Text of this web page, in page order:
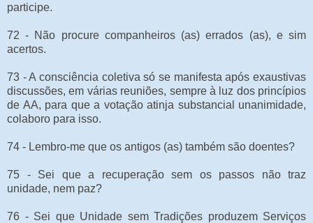
participe.
72 - Não procure companheiros (as) errados (as), e sim
acertos.
73 - A consciência coletiva só se manifesta após exaustivas
discussões, em várias reuniões, sempre à luz dos princípios
de AA, para que a votação atinja substancial unanimidade,
colaboro para isso.
74 - Lembro-me que os antigos (as) também são doentes?
75 - Sei que a recuperação sem os passos não traz
unidade, nem paz?
76 - Sei que Unidade sem Tradições produzem Serviços